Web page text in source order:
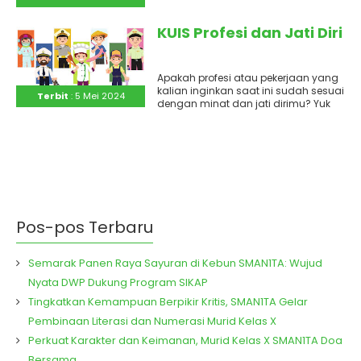
Terbit : 5 Mei 2024
KUIS Profesi dan Jati Diri
Apakah profesi atau pekerjaan yang
kalian inginkan saat ini sudah sesuai
dengan minat dan jati dirimu? Yuk
Pos-pos Terbaru
Semarak Panen Raya Sayuran di Kebun SMAN1TA: Wujud
Nyata DWP Dukung Program SIKAP
Tingkatkan Kemampuan Berpikir Kritis, SMAN1TA Gelar
Pembinaan Literasi dan Numerasi Murid Kelas X
Perkuat Karakter dan Keimanan, Murid Kelas X SMAN1TA Doa